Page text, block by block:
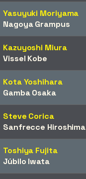
Yasuyuki Moriyama
Nagoya Grampus
Kazuyoshi Miura
Vissel Kobe
Kota Yoshihara
Gamba Osaka
Steve Corica
Sanfrecce Hiroshima
Toshiya Fujita
Júbilo Iwata